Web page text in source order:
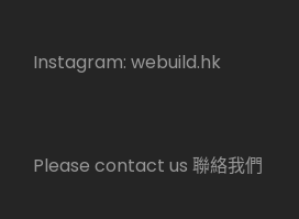
Instagram: webuild.hk
Please contact us 聯絡我們